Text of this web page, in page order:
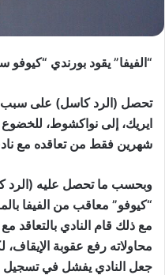
“الفيفا” يقود بورندي “كيوفو
تحصل (الرد كاسل) على سبب
ايريك، إلى نواكشوط، للخضوع
شهرين فقط من تعاقده مع
وبحسب ما تحصل عليه (الرد
“كيوفو” معاقب من الفيفا
مع ذلك قام النادي بالتعاقد
محاولاته رفع عقوبة
جعل النادي يفشل في تسجيل